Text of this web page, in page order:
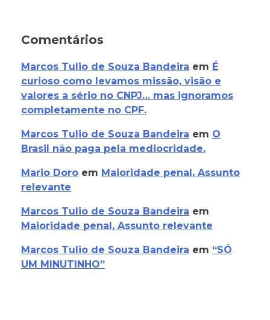
Comentários
Marcos Tulio de Souza Bandeira em É
curioso como levamos missão, visão e
valores a sério no CNPJ… mas ignoramos
completamente no CPF.
Marcos Tulio de Souza Bandeira em O
Brasil não paga pela mediocridade.
Mario Doro em Maioridade penal, Assunto
relevante
Marcos Tulio de Souza Bandeira em
Maioridade penal, Assunto relevante
Marcos Tulio de Souza Bandeira em “SÓ
UM MINUTINHO”